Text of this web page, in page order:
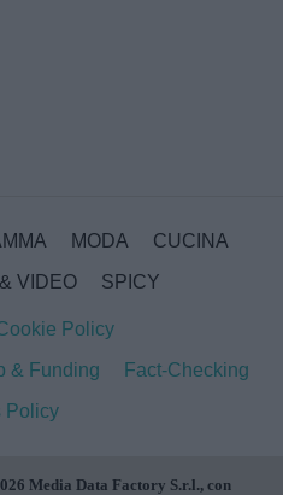
MODA
CUCINA
VIDEO SPICY
Policy
& Funding
Fact-Checking
Policy
Media Data Factory S.r.l., con